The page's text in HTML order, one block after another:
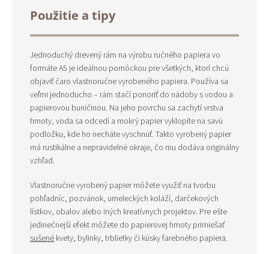
Použitie a tipy
Jednoduchý drevený rám na výrobu ručného papiera vo
formáte A5 je ideálnou pomôckou pre všetkých, ktorí chcú
objaviť čaro vlastnoručne vyrobeného papiera. Používa sa
veľmi jednoducho – rám stačí ponoriť do nádoby s vodou a
papierovou buničinou. Na jeho povrchu sa zachytí vrstva
hmoty, voda sa odcedí a mokrý papier vyklopíte na savú
podložku, kde ho necháte vyschnúť. Takto vyrobený papier
má rustikálne a nepravidelné okraje, čo mu dodáva originálny
vzhľad.
Vlastnoručne vyrobený papier môžete využiť na tvorbu
pohľadníc, pozvánok, umeleckých koláží, darčekových
lístkov, obalov alebo iných kreatívnych projektov. Pre ešte
jedinečnejší efekt môžete do papierovej hmoty primiešať
sušené kvety, bylinky, trblietky či kúsky farebného papiera.